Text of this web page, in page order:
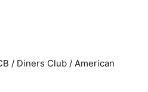
/ Diners Club / American